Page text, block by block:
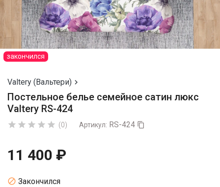
закончился
Valtery (Вальтери) 
Постельное белье семейное сатин люкс
Valtery RS-424
     (0) Артикул: RS-424 
11 400 ₽
 Закончился